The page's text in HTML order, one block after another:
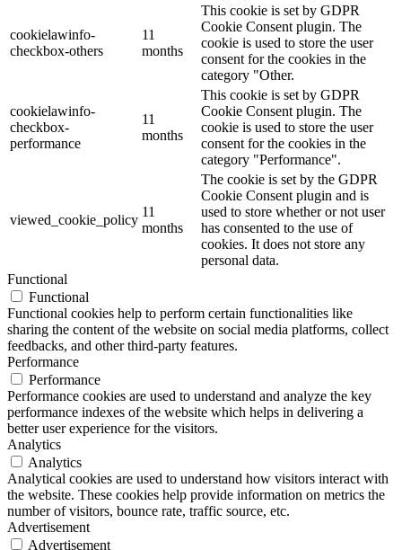
cookielawinfo-
checkbox-others
11
months
This cookie is set by GDPR
Cookie Consent plugin. The
cookie is used to store the user
consent for the cookies in the
category "Other.
cookielawinfo-
checkbox-
performance
11
months
This cookie is set by GDPR
Cookie Consent plugin. The
cookie is used to store the user
consent for the cookies in the
category "Performance".
viewed_cookie_policy
11
months
The cookie is set by the GDPR
Cookie Consent plugin and is
used to store whether or not user
has consented to the use of
cookies. It does not store any
personal data.
Functional
Functional
Functional cookies help to perform certain functionalities like
sharing the content of the website on social media platforms, collect
feedbacks, and other third-party features.
Performance
Performance
Performance cookies are used to understand and analyze the key
performance indexes of the website which helps in delivering a
better user experience for the visitors.
Analytics
Analytics
Analytical cookies are used to understand how visitors interact with
the website. These cookies help provide information on metrics the
number of visitors, bounce rate, traffic source, etc.
Advertisement
Advertisement